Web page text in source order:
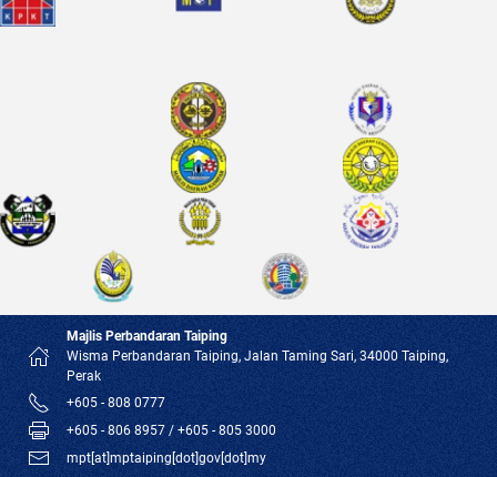
Majlis Perbandaran Taiping
Wisma Perbandaran Taiping, Jalan Taming Sari, 34000 Taiping,
Perak
+605 - 808 0777
+605 - 806 8957 / +605 - 805 3000
mpt[at]mptaiping[dot]gov[dot]my